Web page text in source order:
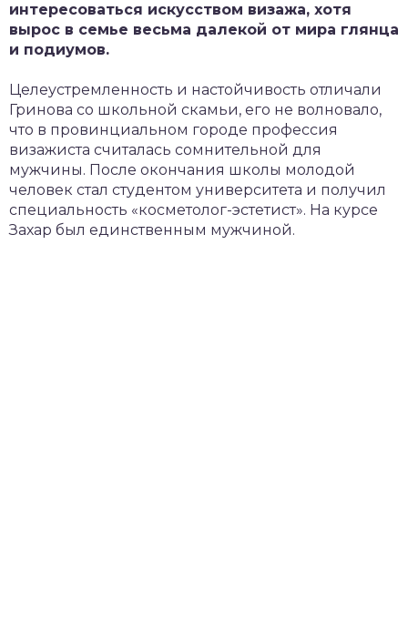
интересоваться искусством визажа, хотя
вырос в семье весьма далекой от мира глянца
и подиумов.
Целеустремленность и настойчивость отличали
Гринова со школьной скамьи, его не волновало,
что в провинциальном городе профессия
визажиста считалась сомнительной для
мужчины. После окончания школы молодой
человек стал студентом университета и получил
специальность «косметолог-эстетист». На курсе
Захар был единственным мужчиной.